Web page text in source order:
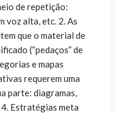
de repetição:
voz alta, etc. 2. As
que o material de
(“pedaços” de
e mapas
requerem uma
parte: diagramas,
Estratégias meta